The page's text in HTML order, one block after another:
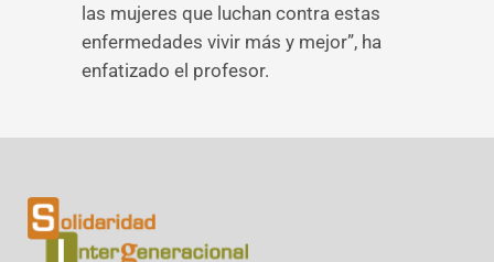
las mujeres que luchan contra estas
enfermedades vivir más y mejor”, ha
enfatizado el profesor.